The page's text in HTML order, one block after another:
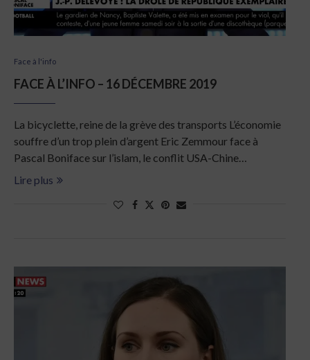
Face à l'info
FACE À L’INFO – 16 DÉCEMBRE 2019
La bicyclette, reine de la grève des transports L’économie
souffre d’un trop plein d’argent Eric Zemmour face à
Pascal Boniface sur l’islam, le conflit USA-Chine…
Lire plus